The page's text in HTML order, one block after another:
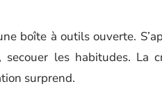
boîte à outils ouverte.
les habitudes. La
surprend.